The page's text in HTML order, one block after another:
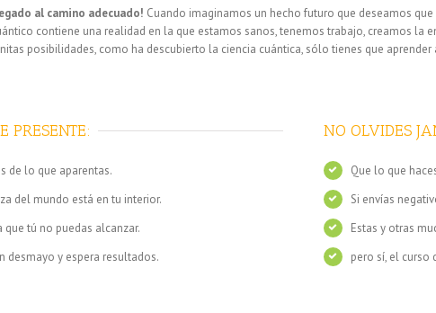
al camino adecuado! Cuando imaginamos un hecho futuro que deseamos
contiene una realidad en la que estamos sanos, tenemos trabajo, creamos
posibilidades, como ha descubierto la ciencia cuántica, sólo tienes que
PRESENTE:
de lo que aparentas.
del mundo está en tu interior.
que tú no puedas alcanzar.
desmayo y espera resultados.
NO OLVIDES
Que lo que
Si envías
Estas y otras
pero sí, el curso